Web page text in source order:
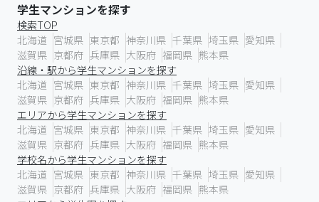
学生マンションを探す
検索TOP
北海道 宮城県 東京都 神奈川県 千葉県 埼玉県 愛知県
滋賀県 京都府 兵庫県 大阪府 福岡県 熊本県
沿線・駅から学生マンションを探す
北海道 宮城県 東京都 神奈川県 千葉県 埼玉県 愛知県
滋賀県 京都府 兵庫県 大阪府 福岡県 熊本県
エリアから学生マンションを探す
北海道 宮城県 東京都 神奈川県 千葉県 埼玉県 愛知県
滋賀県 京都府 兵庫県 大阪府 福岡県 熊本県
学校名から学生マンションを探す
北海道 宮城県 東京都 神奈川県 千葉県 埼玉県 愛知県
滋賀県 京都府 兵庫県 大阪府 福岡県 熊本県